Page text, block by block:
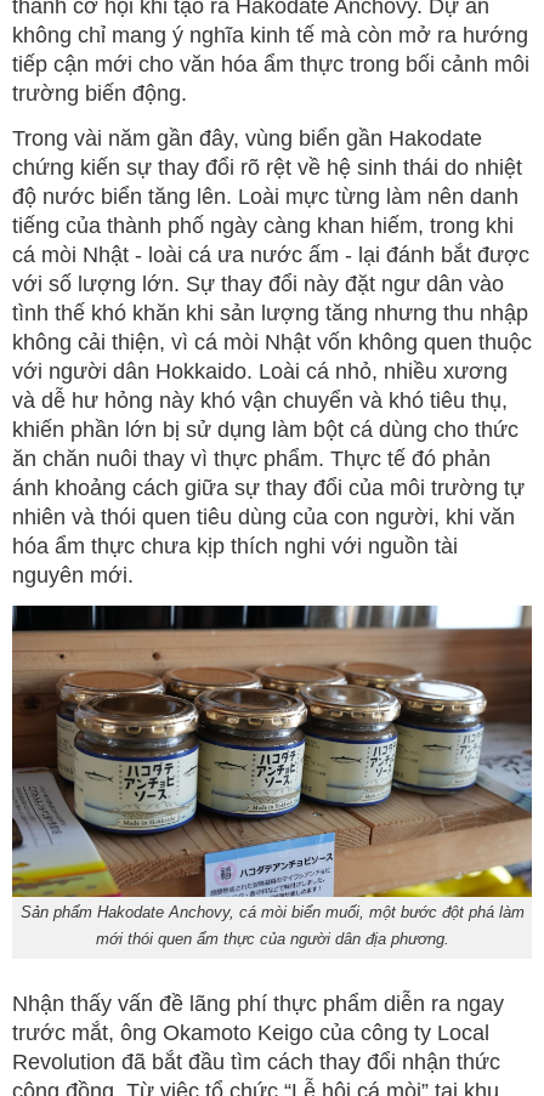
thành cơ hội khi tạo ra Hakodate Anchovy. Dự án
không chỉ mang ý nghĩa kinh tế mà còn mở ra hướng
tiếp cận mới cho văn hóa ẩm thực trong bối cảnh môi
trường biến động.
Trong vài năm gần đây, vùng biển gần Hakodate
chứng kiến sự thay đổi rõ rệt về hệ sinh thái do nhiệt
độ nước biển tăng lên. Loài mực từng làm nên danh
tiếng của thành phố ngày càng khan hiếm, trong khi
cá mòi Nhật - loài cá ưa nước ấm - lại đánh bắt được
với số lượng lớn. Sự thay đổi này đặt ngư dân vào
tình thế khó khăn khi sản lượng tăng nhưng thu nhập
không cải thiện, vì cá mòi Nhật vốn không quen thuộc
với người dân Hokkaido. Loài cá nhỏ, nhiều xương
và dễ hư hỏng này khó vận chuyển và khó tiêu thụ,
khiến phần lớn bị sử dụng làm bột cá dùng cho thức
ăn chăn nuôi thay vì thực phẩm. Thực tế đó phản
ánh khoảng cách giữa sự thay đổi của môi trường tự
nhiên và thói quen tiêu dùng của con người, khi văn
hóa ẩm thực chưa kịp thích nghi với nguồn tài
nguyên mới.
Sản phẩm Hakodate Anchovy, cá mòi biển muối, một bước đột phá làm
mới thói quen ẩm thực của người dân địa phương.
Nhận thấy vấn đề lãng phí thực phẩm diễn ra ngay
trước mắt, ông Okamoto Keigo của công ty Local
Revolution đã bắt đầu tìm cách thay đổi nhận thức